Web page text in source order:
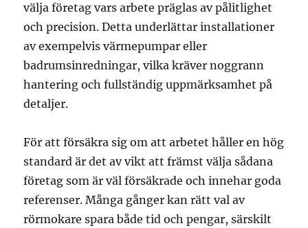
välja företag vars arbete präglas av pålitlighet
och precision. Detta underlättar installationer
av exempelvis värmepumpar eller
badrumsinredningar, vilka kräver noggrann
hantering och fullständig uppmärksamhet på
detaljer.
För att försäkra sig om att arbetet håller en hög
standard är det av vikt att främst välja sådana
företag som är väl försäkrade och innehar goda
referenser. Många gånger kan rätt val av
rörmokare spara både tid och pengar, särskilt